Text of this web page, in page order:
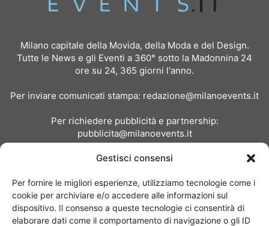
Gestisci consensi
Per fornire le migliori esperienze, utilizziamo tecnologie come i
cookie per archiviare e/o accedere alle informazioni sul
dispositivo. Il consenso a queste tecnologie ci consentirà di
elaborare dati come il comportamento di navigazione o gli ID
Milano capitale della Movida, della Moda e del Design.
Tutte le News e gli Eventi a 360° sotto la Madonnina 24
ore su 24, 365 giorni l'anno.
Per inviare comunicati stampa: redazione@milanoevents.it
Per richiedere pubblicità e partnership:
pubblicita@milanoevents.it